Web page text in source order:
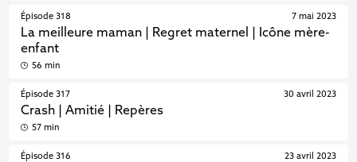
Épisode 318
La meilleure maman | Regret maternel | Icône mère-
enfant
7 mai 2023
56 min
Épisode 317
Crash | Amitié | Repères
30 avril 2023
57 min
Épisode 316 23 avril 2023